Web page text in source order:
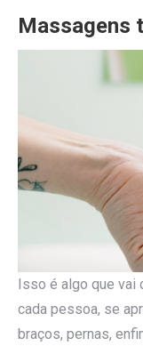
Massagens
Isso é algo que vai
cada pessoa, se
braços, pernas,